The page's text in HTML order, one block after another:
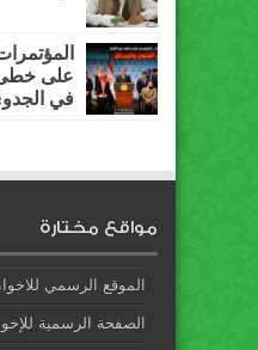
على خطى
في
مواقع مختارة
الموقع الرسمي
الصفحة الرسمية